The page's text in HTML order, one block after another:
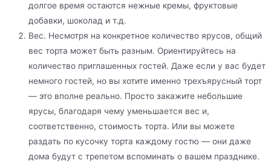
долгое время остаются нежные кремы, фруктовые
добавки, шоколад и т.д.
Вес. Несмотря на конкретное количество ярусов, общий
вес торта может быть разным. Ориентируйтесь на
количество приглашенных гостей. Даже если у вас будет
немного гостей, но вы хотите именно трехъярусный торт
— это вполне реально. Просто закажите небольшие
ярусы, благодаря чему уменьшается вес и,
соответственно, стоимость торта. Или вы можете
раздать по кусочку торта каждому гостю — они даже
дома будут с трепетом вспоминать о вашем празднике.